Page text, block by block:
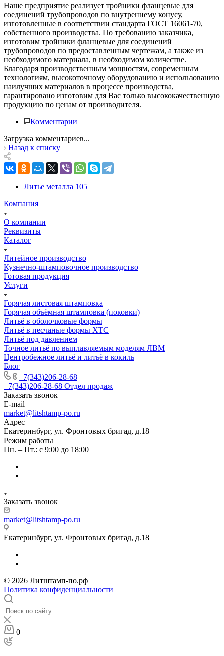
Наше предприятие реализует тройники фланцевые для
соединений трубопроводов по внутреннему конусу,
изготовленные в соответствии стандарта ГОСТ 16061-70,
собственного производства. По требованию заказчика,
изготовим тройники фланцевые для соединений
трубопроводов по предоставленным чертежам, а также из
необходимого материала, в необходимом количестве.
Благодаря производственным мощностям, современным
технологиям, высокоточному оборудованию и использованию
наилучших материалов в процессе производства,
гарантировано изготовим для Вас только высококачественную
продукцию по ценам от производителя.
Комментарии
Загрузка комментариев...
Назад к списку
Литье металла 105
Компания
О компании
Реквизиты
Каталог
Литейное производство
Кузнечно-штамповочное производство
Готовая продукция
Услуги
Горячая листовая штамповка
Горячая объёмная штамповка (поковки)
Литьё в оболочковые формы
Литьё в песчаные формы ХТС
Литьё под давлением
Точное литьё по выплавляемым моделям ЛВМ
Центробежное литьё и литьё в кокиль
Блог
+7(343)206-28-68
+7(343)206-28-68 Отдел продаж
Заказать звонок
E-mail
market@litshtamp-po.ru
Адрес
Екатеринбург, ул. Фронтовых бригад, д.18
Режим работы
Пн. – Пт.: с 9:00 до 18:00
Заказать звонок
market@litshtamp-po.ru
Екатеринбург, ул. Фронтовых бригад, д.18
© 2026 Литштамп-по.рф
Политика конфиденциальности
0